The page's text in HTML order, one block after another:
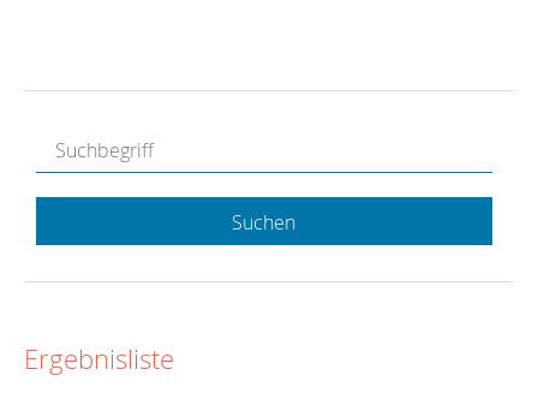
Suchen
Ergebnisliste